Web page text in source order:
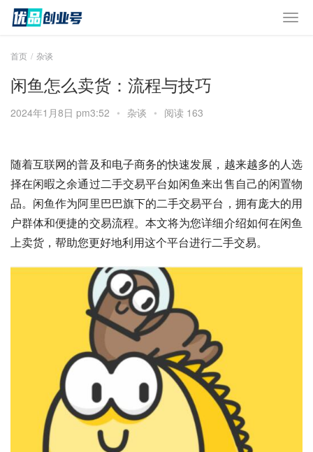
首页 杂谈
闲鱼怎么卖货：流程与技巧
2024年1月8日 pm3:52 • 杂谈 • 阅读 163
随着互联网的普及和电子商务的快速发展，越来越多的人选
择在闲暇之余通过二手交易平台如闲鱼来出售自己的闲置物
品。闲鱼作为阿里巴巴旗下的二手交易平台，拥有庞大的用
户群体和便捷的交易流程。本文将为您详细介绍如何在闲鱼
上卖货，帮助您更好地利用这个平台进行二手交易。